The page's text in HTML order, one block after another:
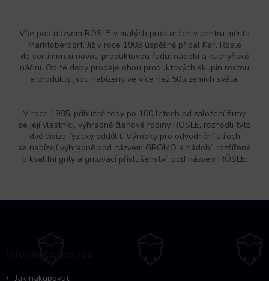
Vše pod názvem RÖSLE v malých prostorách v centru města
Marktoberdorf. Již v roce 1903 úspěšně přidal Karl Rösle
do sortimentu novou produktovou řadu: nádobí a kuchyňské
náčiní. Od té doby prodeje obou produktových skupin rostou
a produkty jsou nabízeny ve více než 50ti zemích světa.
V roce 1985, přibližně tedy po 100 letech od založení firmy,
se její vlastníci, výhradně členové rodiny RÖSLE, rozhodli tyto
dvě divize fyzicky oddělit. Výrobky pro odvodnění střech
se nabízejí výhradně pod názvem GRÖMO a nádobí, rozšířené
o kvalitní grily a grilovací příslušenství, pod názvem RÖSLE.
Jak nakupovat